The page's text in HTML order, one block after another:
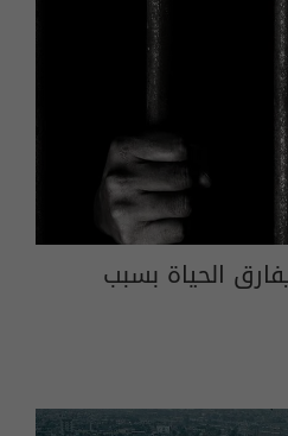
الحياة بسبب